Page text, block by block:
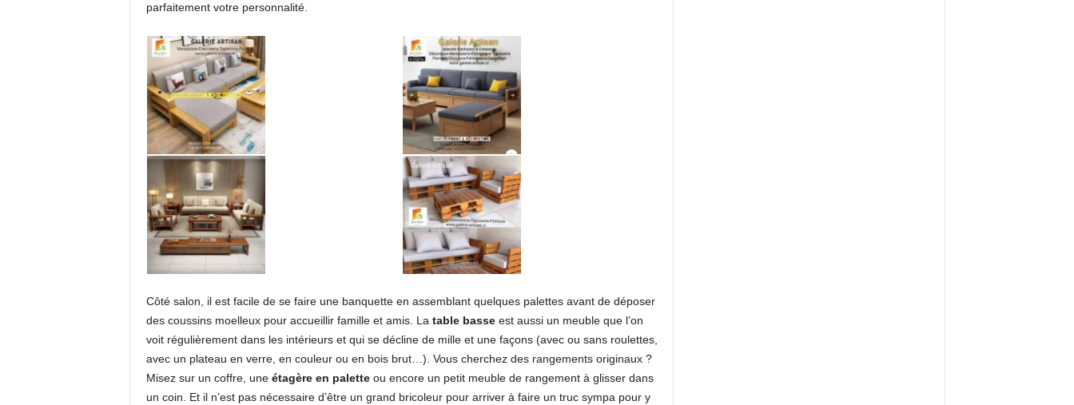
parfaitement votre personnalité.
Côté salon, il est facile de se faire une banquette en assemblant quelques palettes avant de déposer
des coussins moelleux pour accueillir famille et amis. La table basseest aussi un meuble que l’on
voit régulièrement dans les intérieurs et qui se décline de mille et une façons (avec ou sans roulettes,
avec un plateau en verre, en couleur ou en bois brut…). Vous cherchez des rangements originaux ?
Misez sur un coffre, une étagère en paletteou encore un petit meuble de rangement à glisser dans
un coin. Et il n’est pas nécessaire d’être un grand bricoleur pour arriver à faire un truc sympa pour y